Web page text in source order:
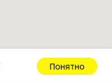
Понятно